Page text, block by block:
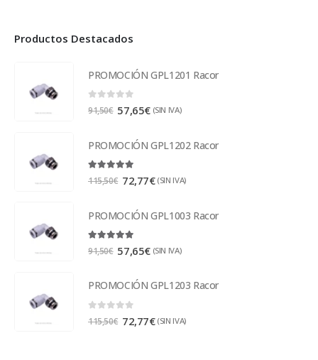
Productos Destacados
PROMOCIÓN GPL1201 Racor
0 out of 5
91,50€ 57,65€ (SIN IVA)
PROMOCIÓN GPL1202 Racor
5.00out of 5
115,50€ 72,77€ (SIN IVA)
PROMOCIÓN GPL1003 Racor
5.00out of 5
91,50€ 57,65€ (SIN IVA)
PROMOCIÓN GPL1203 Racor
0 out of 5
115,50€ 72,77€ (SIN IVA)